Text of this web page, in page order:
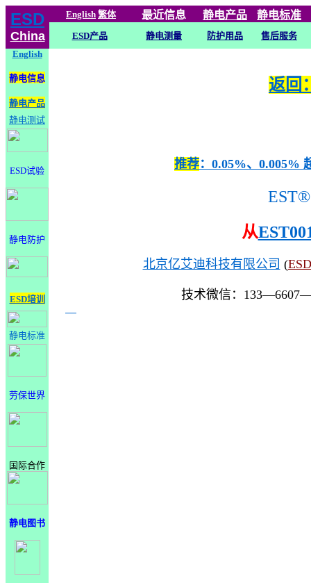
ESD
China
English 繁体 最近信息 静电产品 静电标准
ESD产品 静电测量 防护用品
售后服务
English
静电信息
静电产品
静电测试
ESD试验
静电防护
ESD培训
静电标准
劳保世界
国际合作
静电图书
返回
推荐：0.05%、0.005%
EST®
从
北京亿艾迪科技有限公司 (
技术微信：